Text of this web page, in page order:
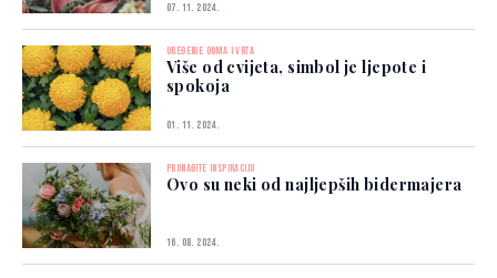
07. 11. 2024.
UREĐENJE DOMA I VRTA
Više od cvijeta, simbol je ljepote i
spokoja
01. 11. 2024.
PRONAĐITE INSPIRACIJU
Ovo su neki od najljepših bidermajera
16. 08. 2024.